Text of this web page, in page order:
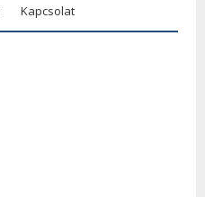
Kapcsolat